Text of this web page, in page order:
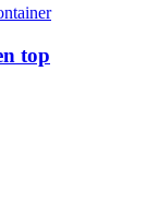
top